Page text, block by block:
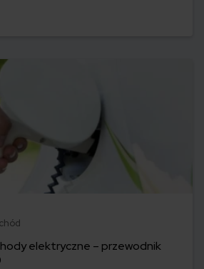
to najrozsądniejsze rozwiązanie.
elektryczne – przewodnik